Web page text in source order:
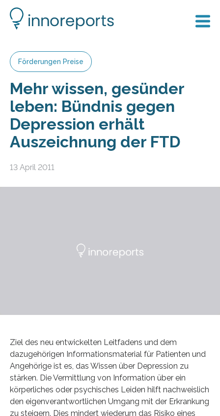
Förderungen Preise
Mehr wissen, gesünder
leben: Bündnis gegen
Depression erhält
Auszeichnung der FTD
13 April 2011
Ziel des neu entwickelten Leitfadens und dem
dazugehörigen Informationsmaterial für Patienten und
Angehörige ist es, das Wissen über Depression zu
stärken. Die Vermittlung von Information über ein
körperliches oder psychisches Leiden hilft nachweislich
den eigenverantwortlichen Umgang mit der Erkrankung
zu steigern. Dies mindert wiederum das Risiko eines